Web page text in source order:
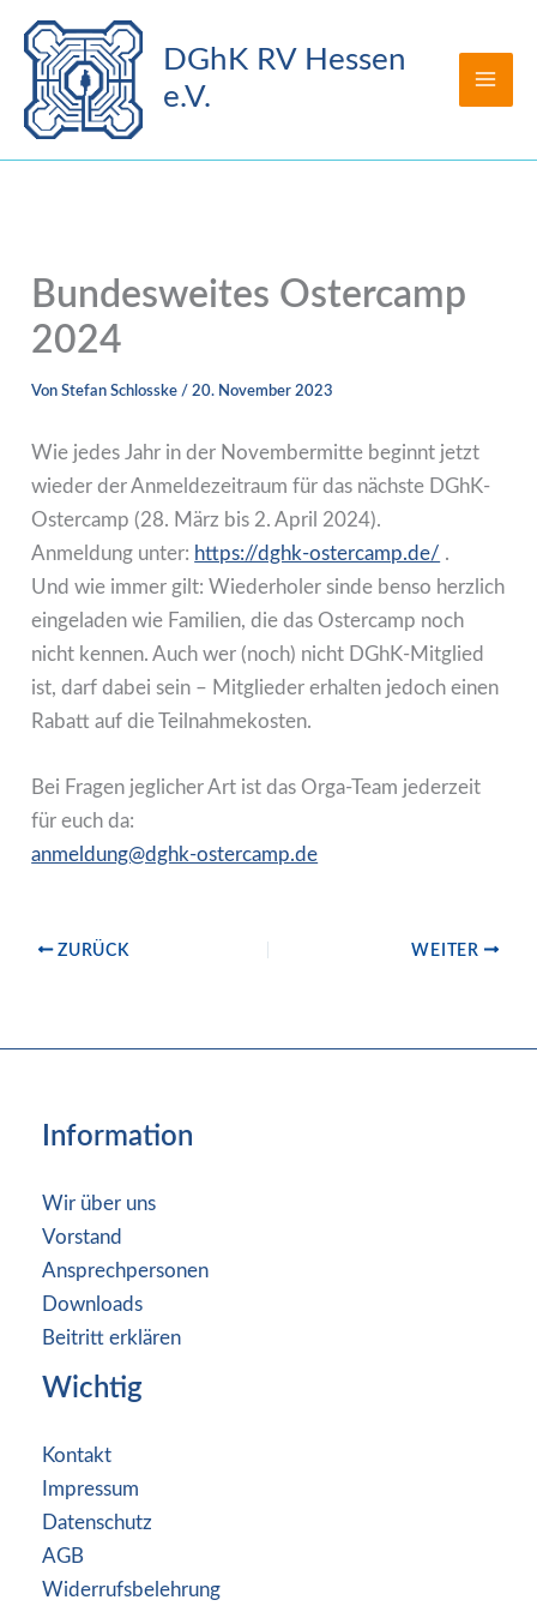
Inhalt
springen
DGhK RV Hessen
e.V.
Bundesweites Ostercamp
2024
VonStefan Schlosske/20. November 2023
Wie jedes Jahr in der Novembermitte beginnt jetzt
wieder der Anmeldezeitraum für das nächste DGhK-
Ostercamp (28. März bis 2. April 2024).
Anmeldung unter: https://dghk-ostercamp.de/ .
Und wie immer gilt: Wiederholer sinde benso herzlich
eingeladen wie Familien, die das Ostercamp noch
nicht kennen. Auch wer (noch) nicht DGhK-Mitglied
ist, darf dabei sein – Mitglieder erhalten jedoch einen
Rabatt auf die Teilnahmekosten.
Bei Fragen jeglicher Art ist das Orga-Team jederzeit
für euch da:
anmeldung@dghk-ostercamp.de
ZURÜCK WEITER
Information
Wir über uns
Vorstand
Ansprechpersonen
Downloads
Beitritt erklären
Wichtig
Kontakt
Impressum
Datenschutz
AGB
Widerrufsbelehrung